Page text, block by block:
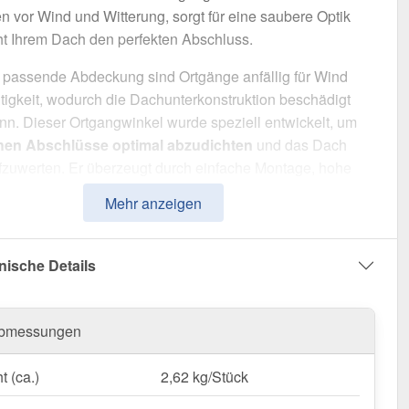
vor Wind und Witterung, sorgt für eine saubere Optik
Ihrem Dach den perfekten Abschluss.
Abdeckung sind Ortgänge anfällig für Wind
wodurch die Dachunterkonstruktion beschädigt
Dieser Ortgangwinkel wurde speziell entwickelt, um
Abschlüsse optimal abzudichten und das Dach
und eine robuste Beschichtung.
mit einerMaterialstärke von 0,50 mm
Anpassung an Ihr Dach. Dank der
Korrosion geschützt.
| Stehfalzprofil PD-510-S?
Mehr anzeigen
Details
(ca.)
2,62 kg/Stück